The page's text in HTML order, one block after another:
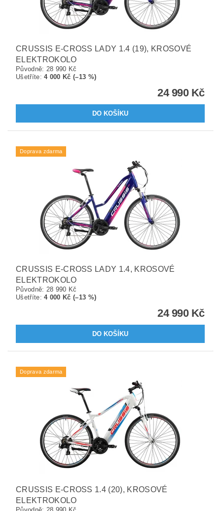
CRUSSIS E-CROSS LADY 1.4 (19), KROSOVÉ
ELEKTROKOLO
Původně: 28 990 Kč
Ušetříte:4 000 Kč (–13 %)
24 990 Kč
Doprava zdarma
CRUSSIS E-CROSS LADY 1.4, KROSOVÉ
ELEKTROKOLO
Původně: 28 990 Kč
Ušetříte:4 000 Kč (–13 %)
24 990 Kč
Doprava zdarma
CRUSSIS E-CROSS 1.4 (20), KROSOVÉ
ELEKTROKOLO